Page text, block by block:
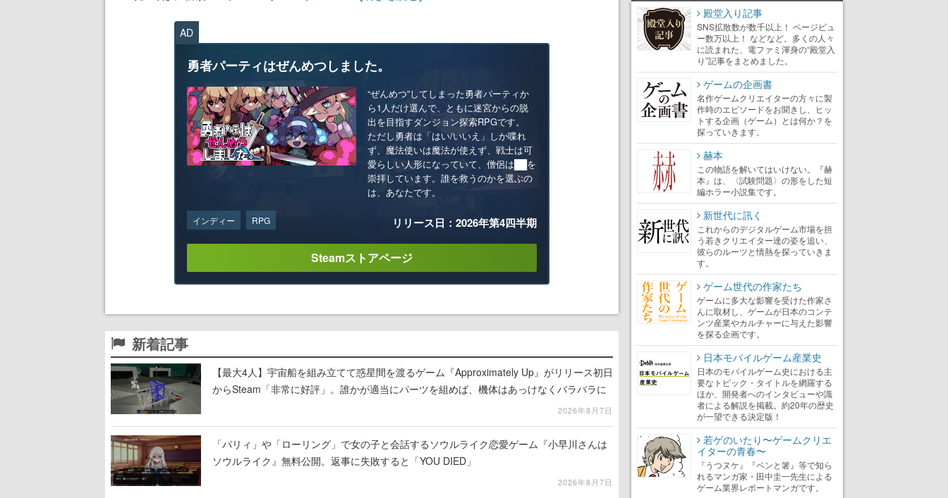
AD
勇者パーティはぜんめつしました。
“ぜんめつ”してしまった勇者パーティか
ら1人だけ選んで、ともに迷宮からの脱
出を目指すダンジョン探索RPGです。
ただし勇者は「はい/いいえ」しか喋れ
ず、魔法使いは魔法が使えず、戦士は可
愛らしい人形になっていて、僧侶は██を
崇拝しています。誰を救うのかを選ぶの
は、あなたです。
インディー RPG リリース日：2026年第4四半期
Steamストアページ
新着記事
【最大4人】宇宙船を組み立てて惑星間を渡るゲーム『Approximately Up』がリリース初日
からSteam「非常に好評」。誰かが適当にパーツを組めば、機体はあっけなくバラバラに
2026年8月7日
「パリィ」や「ローリング」で女の子と会話するソウルライク恋愛ゲーム『小早川さんは
ソウルライク』無料公開。返事に失敗すると「YOU DIED」
2026年8月7日
殿堂入り記事
SNS拡散数が数千以上！ ページビュ
ー数万以上！ などなど。多くの人々
に読まれた、電ファミ渾身の“殿堂入
り”記事をまとめました。
ゲームの企画書
名作ゲームクリエイターの方々に製
作時のエピソードをお聞きし、ヒッ
トする企画（ゲーム）とは何か？を
探っていきます。
赫本
この物語を解いてはいけない。『赫
本』は、〈試験問題〉の形をした短
編ホラー小説集です。
新世代に訊く
これからのデジタルゲーム市場を担
う若きクリエイター達の姿を追い、
彼らのルーツと情熱を探っていきま
す。
ゲーム世代の作家たち
ゲームに多大な影響を受けた作家さ
んに取材し、ゲームが日本のコンテ
ンツ産業やカルチャーに与えた影響
を探る企画です。
日本モバイルゲーム産業史
日本のモバイルゲーム史における主
要なトピック・タイトルを網羅する
ほか、開発者へのインタビューや識
者による解説を掲載。約20年の歴史
が一望できる決定版！
若ゲのいたり〜ゲームクリエ
イターの青春〜
『うつヌケ』『ペンと箸』等で知ら
れるマンガ家・田中圭一先生による
ゲーム業界レポートマンガです。